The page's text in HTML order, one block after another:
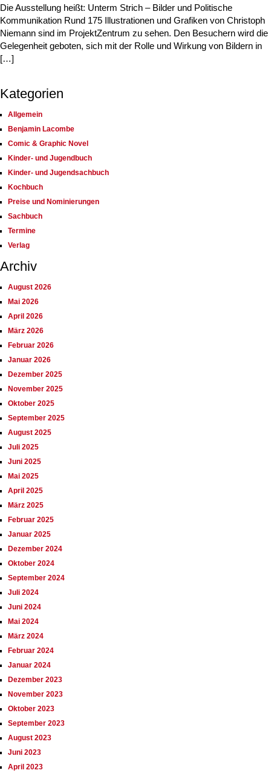
Die Ausstellung heißt: Unterm Strich – Bilder und Politische
Kommunikation Rund 175 Illustrationen und Grafiken von Christoph
Niemann sind im ProjektZentrum zu sehen. Den Besuchern wird die
Gelegenheit geboten, sich mit der Rolle und Wirkung von Bildern in
[…]
Kategorien
Allgemein
Benjamin Lacombe
Comic & Graphic Novel
Kinder- und Jugendbuch
Kinder- und Jugendsachbuch
Kochbuch
Preise und Nominierungen
Sachbuch
Termine
Verlag
Archiv
August 2026
Mai 2026
April 2026
März 2026
Februar 2026
Januar 2026
Dezember 2025
November 2025
Oktober 2025
September 2025
August 2025
Juli 2025
Juni 2025
Mai 2025
April 2025
März 2025
Februar 2025
Januar 2025
Dezember 2024
Oktober 2024
September 2024
Juli 2024
Juni 2024
Mai 2024
März 2024
Februar 2024
Januar 2024
Dezember 2023
November 2023
Oktober 2023
September 2023
August 2023
Juni 2023
April 2023